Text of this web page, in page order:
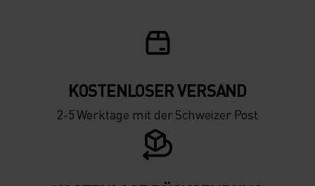
KOSTENLOSER VERSAND
2-5 Werktage mit der Schweizer Post